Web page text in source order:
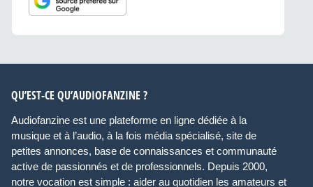
QU’EST-CE QU’AUDIOFANZINE ?
Audiofanzine est une plateforme en ligne dédiée à la
musique et à l’audio, à la fois média spécialisé, site de
petites annonces, base de connaissances et communauté
active de passionnés et de professionnels. Depuis 2000,
notre vocation est simple : aider au quotidien les amateurs et